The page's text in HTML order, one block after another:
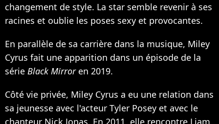
changement de style. La star semble revenir à ses
racines et oublie les poses sexy et provocantes.
En parallèle de sa carrière dans la musique, Miley
Cyrus fait une apparition dans un épisode de la
série Black Mirroren 2019.
Côté vie privée, Miley Cyrus a eu une relation dans
sa jeunesse avec l'acteur Tyler Posey et avec le
chanteur Nick Jonas. En 2011, elle rencontre Liam